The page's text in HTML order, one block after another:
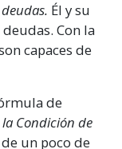
Él y su
Con la
capaces de
de
Condición de
un poco de